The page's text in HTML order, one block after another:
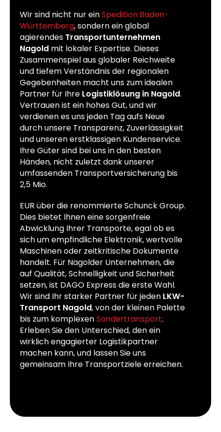
Wir sind nicht nur einSpedition Baden-
Württemberg, sondern ein global
agierendes Transportunternehmen
Nagold mit lokaler Expertise. Dieses
Zusammenspiel aus globaler Reichweite
und tiefem Verständnis der regionalen
Gegebenheiten macht uns zum idealen
Partner für Ihre Logistiklösung in Nagold.
Vertrauen ist ein hohes Gut, und wir
verdienen es uns jeden Tag aufs Neue
durch unsere Transparenz, Zuverlässigkeit
und unseren erstklassigen Kundenservice.
Ihre Güter sind bei uns in den besten
Händen, nicht zuletzt dank unserer
umfassenden Transportversicherung bis
2,5 Mio.
EUR über die renommierte Schunck Group.
Dies bietet Ihnen eine sorgenfreie
Abwicklung Ihrer Transporte, egal ob es
sich um empfindliche Elektronik, wertvolle
Maschinen oder zeitkritische Dokumente
handelt. Für Nagolder Unternehmen, die
auf Qualität, Schnelligkeit und Sicherheit
setzen, ist DAGO Express die erste Wahl.
Wir sind Ihr starker Partner für jeden LKW-
Transport Nagold, von der kleinen Palette
bis zum komplexenSondertransport.
Erleben Sie den Unterschied, den ein
wirklich engagierter Logistikpartner
machen kann, und lassen Sie uns
gemeinsam Ihre Transportziele erreichen.